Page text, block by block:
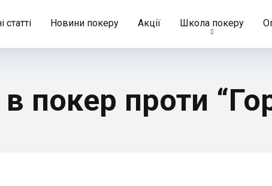
статті Новини покеру Акції Школа покеру
покер проти